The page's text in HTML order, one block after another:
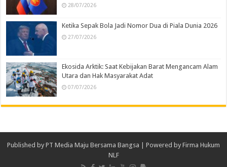
28/07/2026
Ketika Sepak Bola Jadi Nomor Dua di Piala Dunia 2026
27/07/2026
Ekosida Arktik: Saat Kebijakan Barat Mengancam Alam
Utara dan Hak Masyarakat Adat
07/07/2026
Published by PT Media Maju Bersama Bangsa | Powered by Firma Hukum
NLF